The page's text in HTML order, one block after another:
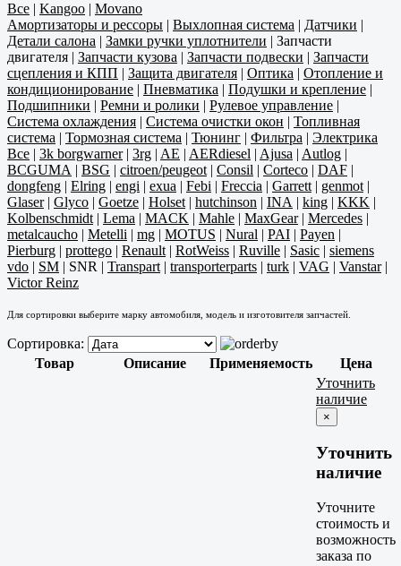
Все | Kangoo | Movano
Амортизаторы и рессоры | Выхлопная система | Датчики |
Детали салона | Замки ручки уплотнители | Запчасти
двигателя | Запчасти кузова | Запчасти подвески | Запчасти
сцепления и КПП | Защита двигателя | Оптика | Отопление и
кондиционирование | Пневматика | Подушки и крепление |
Подшипники | Ремни и ролики | Рулевое управление |
Система охлаждения | Система очистки окон | Топливная
система | Тормозная система | Тюнинг | Фильтра | Электрика
Все | 3k borgwarner| 3rg | AE | AERdiesel | Ajusa | Autlog |
BCGUMA | BSG | citroen/peugeot | Consil | Corteco | DAF |
dongfeng | Elring | engi | exua | Febi | Freccia | Garrett | genmot |
Glaser| Glyco | Goetze | Holset | hutchinson | INA | king | KKK |
Kolbenschmidt | Lema | MACK | Mahle | MaxGear| Mercedes |
metalcaucho | Metelli | mg | MOTUS | Nural | PAI | Payen |
Pierburg | prottego | Renault | RotWeiss | Ruville | Sasic | siemens
vdo | SM | SNR | Transpart | transporterparts | turk | VAG | Vanstar|
Victor Reinz
Для сортировки выберите марку автомобиля, модель и изготовителя запчастей.
Сортировка:
Товар
Описание Применяемость
Цена
Уточнить
наличие
×
Уточнить
наличие
Уточните
стоимость и
возможность
заказа по